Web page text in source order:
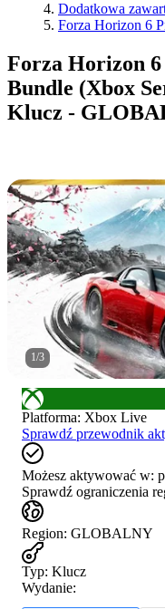
Dodatkowa
Forza Horizon 6
Forza Horizon
Bundle (Xbox
Klucz -
1/3
Platforma: Xbox Live
Sprawdź przewodnik
Możesz aktywować w:
Sprawdź ograniczenia
Region: GLOBALNY
Typ: Klucz
Wydanie: